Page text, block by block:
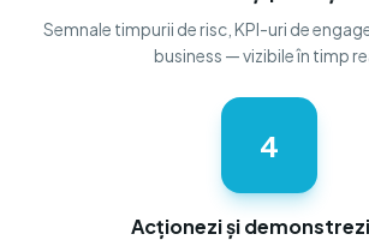
Semnale timpurii de risc, KPI-uri de
business — vizibile în timp
4
Acționezi și demonstrezi